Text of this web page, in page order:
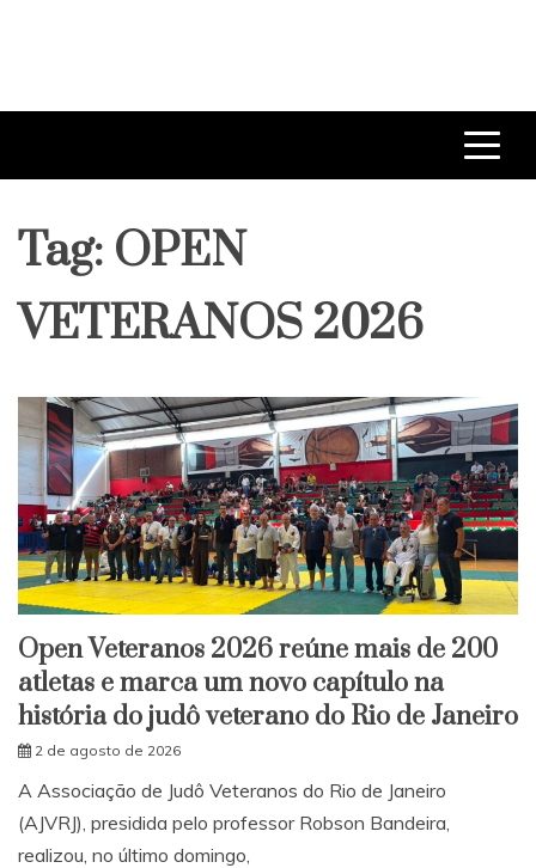
Tag: OPEN
VETERANOS 2026
Open Veteranos 2026 reúne mais de 200
atletas e marca um novo capítulo na
história do judô veterano do Rio de Janeiro
2 de agosto de 2026
A Associação de Judô Veteranos do Rio de Janeiro
(AJVRJ), presidida pelo professor Robson Bandeira,
realizou, no último domingo,